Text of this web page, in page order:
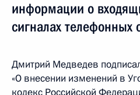
информации о
сигналах телефонных
Дмитрий Медведев
«О внесении изменений в